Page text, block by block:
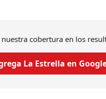
cobertura en los
La Estrella en